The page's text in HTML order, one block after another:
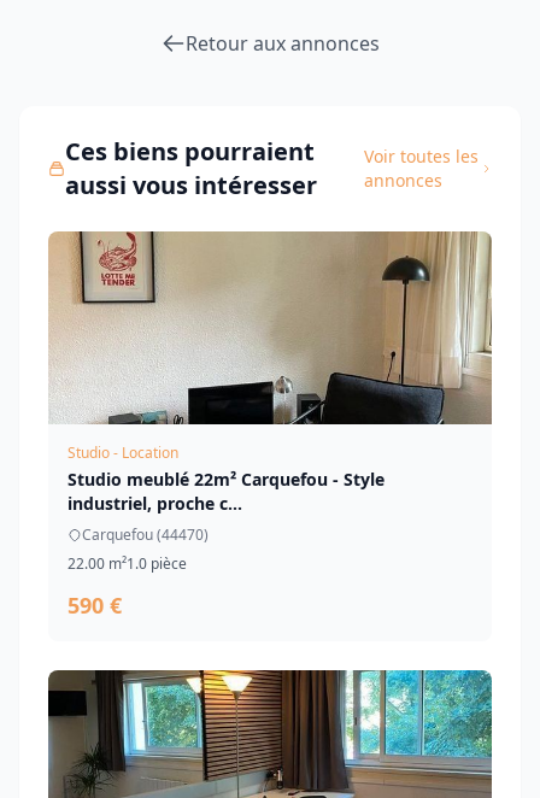
Retour aux annonces
Ces biens pourraient
aussi vous intéresser
Voir toutes les
annonces
Studio - Location
Studio meublé 22m² Carquefou - Style
industriel, proche c...
Carquefou (44470)
22.00 m²1.0 pièce
590 €